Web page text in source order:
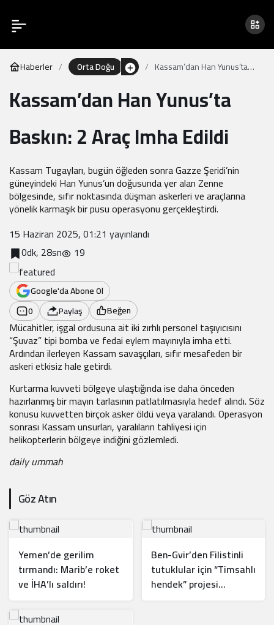
Haberler Orta Doğu
Kassam’dan Han Yunus’ta
Kassam’dan Han Yunus’ta
Baskın: 2 Araç Imha Edildi
Kassam Tugayları, bugün öğleden sonra Gazze Şeridi’nin
güneyindeki Han Yunus’un doğusunda yer alan Zenne
bölgesinde, sıfır noktasında düşman askerleri ve araçlarına
yönelik karmaşık bir pusu operasyonu gerçekleştirdi.
15 Haziran 2025, 01:21 yayınlandı
0dk, 28sn
19
Google'da Abone Ol
0
Paylaş Beğen
Mücahitler, işgal ordusuna ait iki zırhlı personel taşıyıcısını
“Şuvaz” tipi bomba ve fedai eylem mayınıyla imha etti.
Ardından ilerleyen Kassam savaşçıları, sıfır mesafeden bir
askeri etkisiz hale getirdi.
Kurtarma kuvveti bölgeye ulaştığında ise daha önceden
hazırlanmış bir mayın tarlasının patlatılmasıyla hedef alındı. Söz
konusu kuvvetten birçok asker öldü veya yaralandı. Operasyon
sonrası Kassam unsurları, yaralıların tahliyesi için
helikopterlerin bölgeye indiğini gözlemledi.
daily ummah
Göz Atın
Yemen’de gerilim
tırmandı: Marib’e roket
ve İHA’lı saldırı!
Ben-Gvir’den Filistinli
tutuklular için “Timsahlı
hendek” projesi